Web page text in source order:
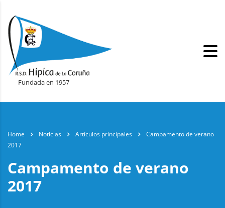
Fundada en 1957
Home Noticias Artículos principales
Campamento de verano
2017
Campamento de verano
2017